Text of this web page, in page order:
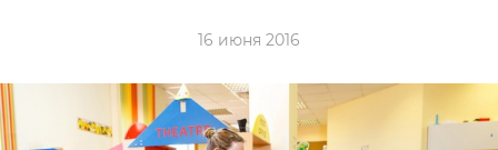
16 июня 2016